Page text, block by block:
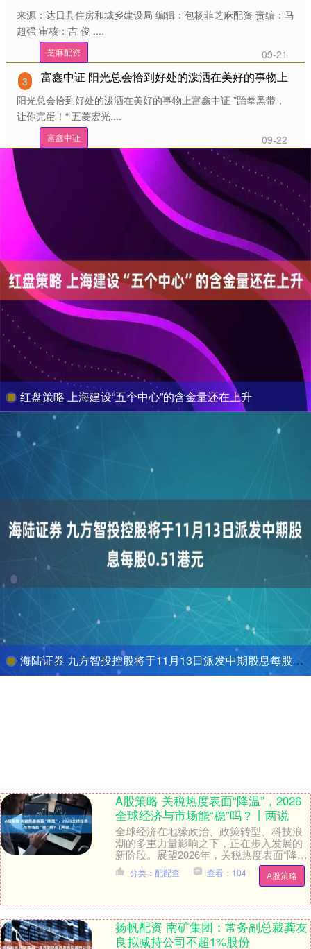
来源：达日县住房和城乡建设局 编辑：包杨菲芝麻配资 责编：马
超强 审核：吉 俊 ....
芝麻配资
09-21
3
富鑫中证 阳光总会恰到好处的泼洒在美好的事物上
阳光总会恰到好处的泼洒在美好的事物上富鑫中证 ”跆拳黑带，
让你完蛋！“ 五菱宏光....
富鑫中证 09-22
红盘策略 上海建设“五个中心”的含金量还在上升
海陆证券 九方智投控股将于11月13日派发中期股息每股0.51港元
A股策略 关税热度表面“降温”，2026
全球经济与市场能“稳”吗？丨两说
全球经济在地缘政治、政策转型、科技浪
潮的多重力量影响之下，正在步入发展的
新阶段。展望2026年，关税热度表面“降
温”，世界经济能否带来平....
A股策略
分类：配配查 查看：104
扬帆配资 南矿集团：常务副总裁龚友
良拟减持公司不超1%股份